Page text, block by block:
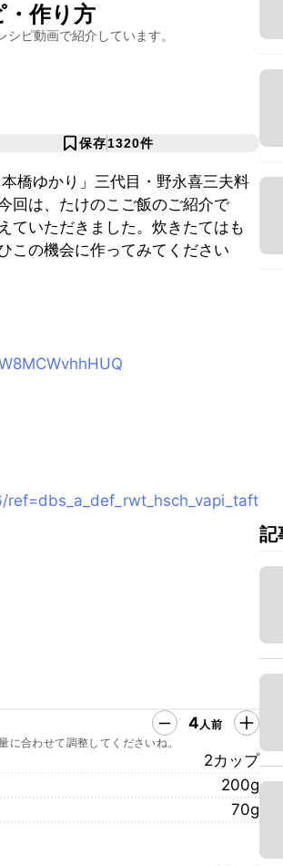
作り方
ピ動画で紹介しています。
保存1320件
橋ゆかり」三代目・野永喜三夫料
回は、たけのこご飯のご紹介で
ていただきました。炊きたてはも
この機会に作ってみてください
4人前
合わせて調整してくださいね。
2カップ
200g
70g
記